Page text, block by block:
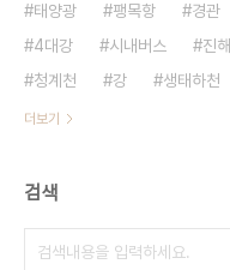
태양광
팽목항 경관
4대강
시내버스 진해
청계천
강 생태하천
더보기
검색